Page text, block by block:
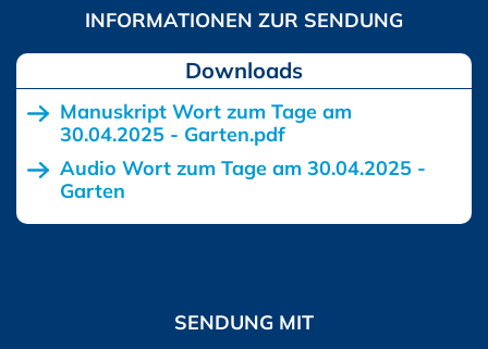
Downloads
Manuskript Wort zum Tage am
30.04.2025 - Garten.pdf
Audio Wort zum Tage am 30.04.2025 -
Garten
SENDUNG MIT